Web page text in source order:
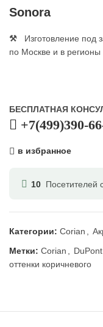
Sonora
⚒ Изготовление под
по Москве и в регионы
БЕСПЛАТНАЯ
+7(499)390-
в избранное
10 Посетителей
Категории: Corian
Метки: Corian
оттенки коричневого